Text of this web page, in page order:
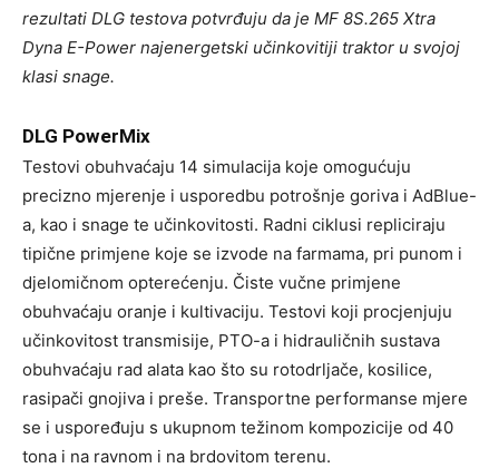
rezultati DLG testova potvrđuju da je MF 8S.265 Xtra
Dyna E-Power najenergetski učinkovitiji traktor u svojoj
klasi snage.
DLG PowerMix
Testovi obuhvaćaju 14 simulacija koje omogućuju
precizno mjerenje i usporedbu potrošnje goriva i AdBlue-
a, kao i snage te učinkovitosti. Radni ciklusi repliciraju
tipične primjene koje se izvode na farmama, pri punom i
djelomičnom opterećenju. Čiste vučne primjene
obuhvaćaju oranje i kultivaciju. Testovi koji procjenjuju
učinkovitost transmisije, PTO-a i hidrauličnih sustava
obuhvaćaju rad alata kao što su rotodrljače, kosilice,
rasipači gnojiva i preše. Transportne performanse mjere
se i uspoređuju s ukupnom težinom kompozicije od 40
tona i na ravnom i na brdovitom terenu.